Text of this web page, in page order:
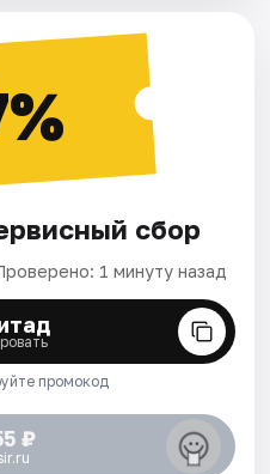
сбор
1 минуту назад
промокод
₽